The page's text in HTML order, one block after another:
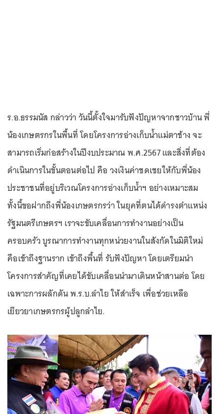
ร.อ.ธรรมนัส กล่าวว่า วันนี้ตั้งใจมารับฟังปัญหาจากชาวบ้าน พี่
น้องเกษตรกรในพื้นที่ โดยโครงการอ่างเก็บน้ำแม่ตาช้าง จะ
สามารถเริ่มก่อสร้างในปีงบประมาณ พ.ศ.2567 และสิ่งที่ต้อง
ดำเนินการในขั้นตอนต่อไป คือ วงเงินค่าชดเชยให้กับพี่น้อง
ประชาชนที่อยู่บริเวณโครงการอ่างเก็บน้ำฯ อย่างเหมาะสม
ทั้งนี้ขอฝากถึงพี่น้องเกษตรกรว่า ในยุคที่ตนได้ดำรงตำแหน่ง
รัฐมนตรีเกษตรฯ เราจะขับเคลื่อนการทำงานอย่างเป็น
ครอบครัว บูรณาการทำงานทุกหน่วยงานในสังกัดในมิติใหม่
คือเข้าถึงฐานราก เข้าถึงพื้นที่ รับฟังปัญหา โดยเตรียมนำ
โครงการสำคัญที่เคยได้ขับเคลื่อนนำมาเดินหน้าสานต่อ โดย
เฉพาะการผลักดัน พ.ร.บ.ลำไย ให้สำเร็จ เพื่อช่วยเหลือ
เยียวยาเกษตรกรผู้ปลูกลำไย.